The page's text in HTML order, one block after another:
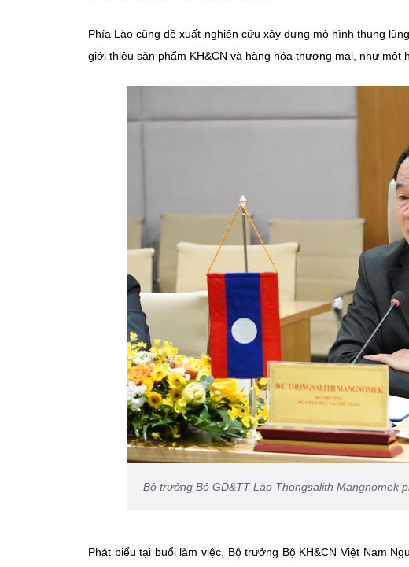
Phía Lào cũng đề xuất nghiên cứu xây dựng mô hình thung
giới thiệu sản phẩm KH&CN và hàng hóa thương mại, như một
Bộ trưởng Bộ GD&TT Lào Thongsalith Mangnomek
Phát biểu tại buổi làm việc, Bộ trưởng Bộ KH&CN Việt Nam